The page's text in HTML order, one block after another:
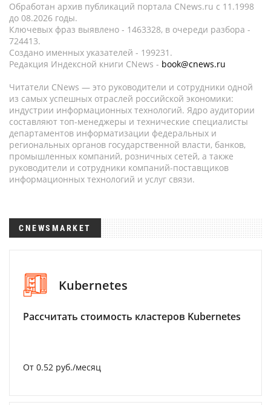
Обработан архив публикаций портала CNews.ru c 11.1998
до 08.2026 годы.
Ключевых фраз выявлено - 1463328, в очереди разбора -
724413.
Создано именных указателей - 199231.
Редакция Индексной книги CNews - book@cnews.ru
Читатели CNews — это руководители и сотрудники одной
из самых успешных отраслей российской экономики:
индустрии информационных технологий. Ядро аудитории
составляют топ-менеджеры и технические специалисты
департаментов информатизации федеральных и
региональных органов государственной власти, банков,
промышленных компаний, розничных сетей, а также
руководители и сотрудники компаний-поставщиков
информационных технологий и услуг связи.
CNEWSMARKET
Kubernetes
Рассчитать стоимость кластеров Kubernetes
От 0.52 руб./месяц